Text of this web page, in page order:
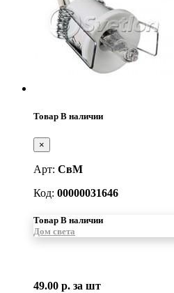
Товар В наличии
×
Арт: СвМ
Код: 00000031646
Товар В наличии
Дом света
49.00 р. за шт